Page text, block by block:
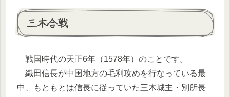
三木合戦
戦国時代の天正6年（1578年）のことです。
織田信長が中国地方の毛利攻めを行なっている最
中、もともとは信長に従っていた三木城主・別所長